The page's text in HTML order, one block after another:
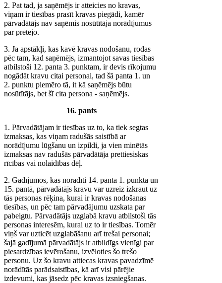
2. Pat tad, ja saņēmējs ir atteicies no kravas,
viņam ir tiesības prasīt kravas piegādi, kamēr
pārvadātājs nav saņēmis nosūtītāja norādījumus
par pretējo.
3. Ja apstākļi, kas kavē kravas nodošanu, rodas
pēc tam, kad saņēmējs, izmantojot savas tiesības
atbilstoši 12. panta 3. punktam, ir devis rīkojumu
nogādāt kravu citai personai, tad šā panta 1. un
2. punktu piemēro tā, it kā saņēmējs būtu
nosūtītājs, bet šī cita persona - saņēmējs.
16. pants
1. Pārvadātājam ir tiesības uz to, ka tiek segtas
izmaksas, kas viņam radušās saistībā ar
norādījumu lūgšanu un izpildi, ja vien minētās
izmaksas nav radušās pārvadātāja prettiesiskas
rīcības vai nolaidības dēļ.
2. Gadījumos, kas norādīti 14. panta 1. punktā un
15. pantā, pārvadātājs kravu var uzreiz izkraut uz
tās personas rēķina, kurai ir kravas nodošanas
tiesības, un pēc tam pārvadājumu uzskata par
pabeigtu. Pārvadātājs uzglabā kravu atbilstoši tās
personas interesēm, kurai uz to ir tiesības. Tomēr
viņš var uzticēt uzglabāšanu arī trešai personai;
šajā gadījumā pārvadātājs ir atbildīgs vienīgi par
piesardzības ievērošanu, izvēloties šo trešo
personu. Uz šo kravu attiecas kravas pavadzīmē
norādītās parādsaistības, kā arī visi pārējie
izdevumi, kas jāsedz pēc kravas izsniegšanas.